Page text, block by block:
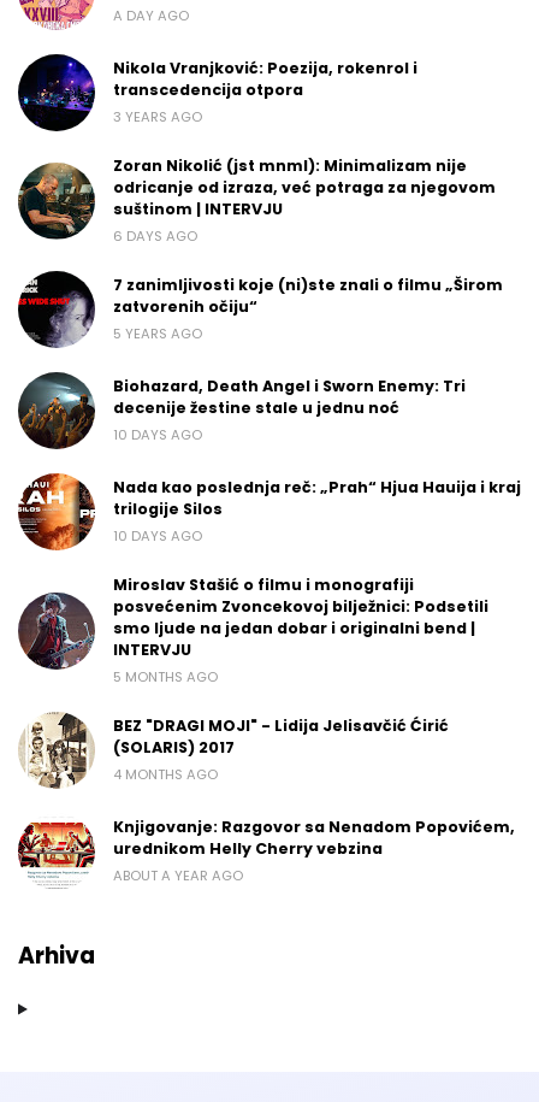
A DAY AGO
Nikola Vranjković: Poezija, rokenrol i
transcedencija otpora
3 YEARS AGO
Zoran Nikolić (jst mnml): Minimalizam nije
odricanje od izraza, već potraga za njegovom
suštinom | INTERVJU
6 DAYS AGO
7 zanimljivosti koje (ni)ste znali o filmu „Širom
zatvorenih očiju“
5 YEARS AGO
Biohazard, Death Angel i Sworn Enemy: Tri
decenije žestine stale u jednu noć
10 DAYS AGO
Nada kao poslednja reč: „Prah“ Hjua Hauija i kraj
trilogije Silos
10 DAYS AGO
Miroslav Stašić o filmu i monografiji
posvećenim Zvoncekovoj bilježnici: Podsetili
smo ljude na jedan dobar i originalni bend |
INTERVJU
5 MONTHS AGO
BEZ "DRAGI MOJI" - Lidija Jelisavčić Ćirić
(SOLARIS) 2017
4 MONTHS AGO
Knjigovanje: Razgovor sa Nenadom Popovićem,
urednikom Helly Cherry vebzina
ABOUT A YEAR AGO
Arhiva